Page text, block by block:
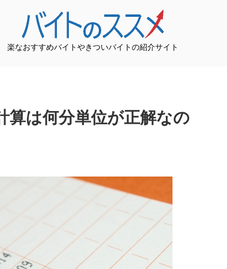
楽なおすすめバイトやきついバイトの紹介サイト
は何分単位が正解なの